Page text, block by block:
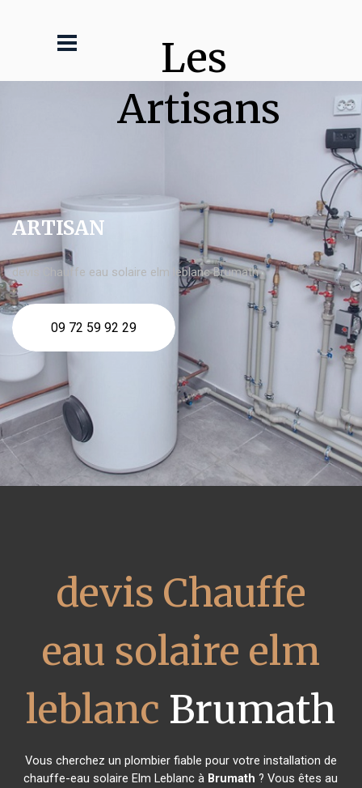
Les
Artisans
ARTISAN
devis Chauffe eau solaire elm leblanc Brumath
09 72 59 92 29
devis Chauffe
eau solaire elm
leblanc Brumath
Vous cherchez un plombier fiable pour votre installation de
chauffe-eau solaire Elm Leblanc à Brumath ? Vous êtes au